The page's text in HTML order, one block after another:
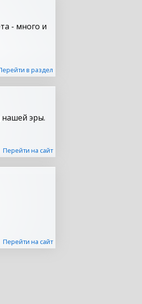
- много и
в раздел
нашей эры.
Перейти на сайт
Перейти на сайт